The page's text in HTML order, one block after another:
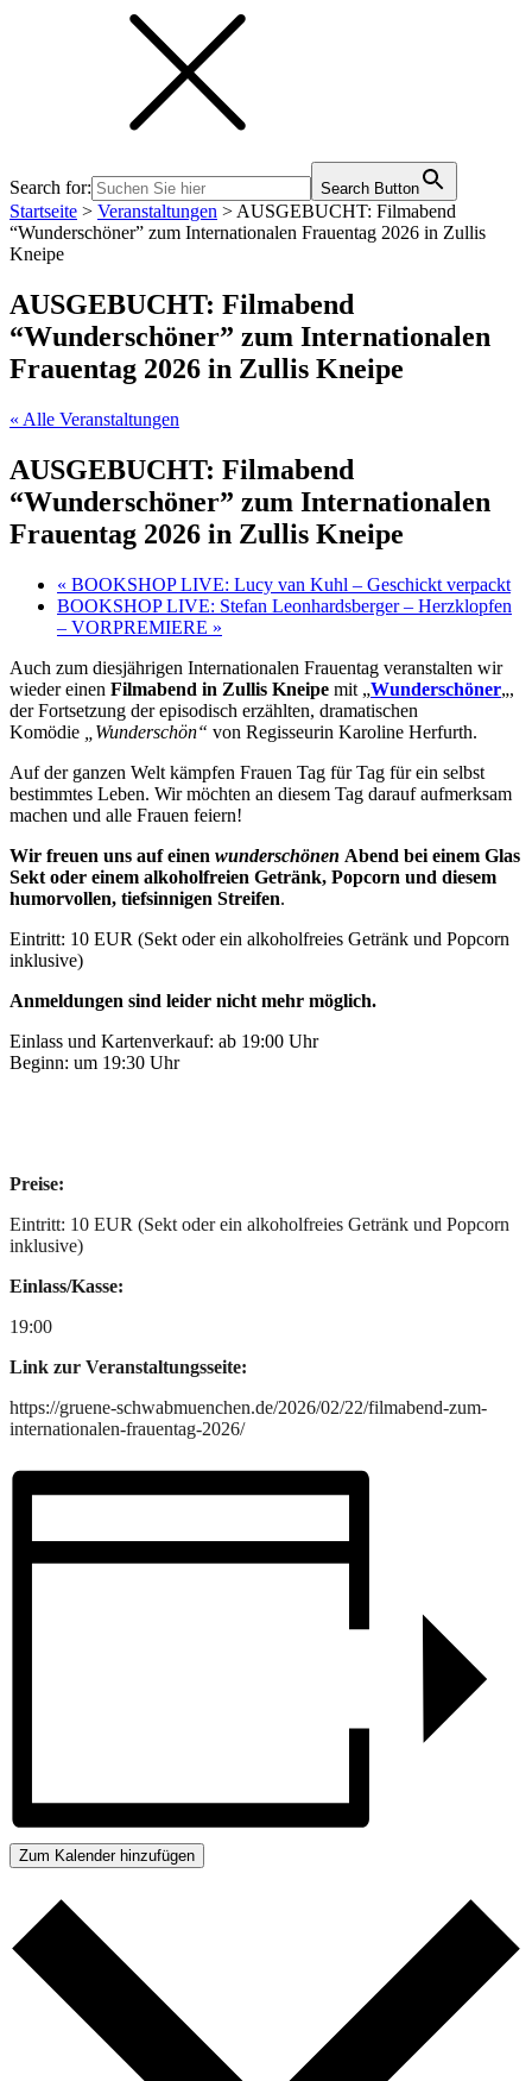
Search for: Search Button
Startseite > Veranstaltungen > AUSGEBUCHT: Filmabend
“Wunderschöner” zum Internationalen Frauentag 2026 in Zullis
Kneipe
AUSGEBUCHT: Filmabend
“Wunderschöner” zum Internationalen
Frauentag 2026 in Zullis Kneipe
« Alle Veranstaltungen
AUSGEBUCHT: Filmabend
“Wunderschöner” zum Internationalen
Frauentag 2026 in Zullis Kneipe
« BOOKSHOP LIVE: Lucy van Kuhl – Geschickt verpackt
BOOKSHOP LIVE: Stefan Leonhardsberger – Herzklopfen
– VORPREMIERE »
Auch zum diesjährigen Internationalen Frauentag veranstalten wir
wieder einen Filmabend in Zullis Kneipe mit „Wunderschöner„,
der Fortsetzung der episodisch erzählten, dramatischen
Komödie
„Wunderschön“ von Regisseurin Karoline Herfurth.
Auf der ganzen Welt kämpfen Frauen Tag für Tag für ein selbst
bestimmtes Leben. Wir möchten an diesem Tag darauf aufmerksam
machen und alle Frauen feiern!
Wir freuen uns auf einen wunderschönen Abend bei einem Glas
Sekt oder einem alkoholfreien Getränk, Popcorn und diesem
humorvollen, tiefsinnigen Streifen.
Eintritt: 10 EUR (Sekt oder ein alkoholfreies Getränk und Popcorn
inklusive)
Anmeldungen sind leider nicht mehr möglich.
Einlass und Kartenverkauf: ab 19:00 Uhr
Beginn: um 19:30 Uhr
Preise:
Eintritt: 10 EUR (Sekt oder ein alkoholfreies Getränk und Popcorn
inklusive)
Einlass/Kasse:
19:00
Link zur Veranstaltungsseite:
https://gruene-schwabmuenchen.de/2026/02/22/filmabend-zum-
internationalen-frauentag-2026/
Zum Kalender hinzufügen